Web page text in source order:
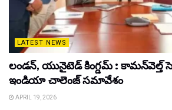
LATEST NEWS
లండన్, యునైటెడ్ కింగ్డమ్ : కామన్‌వెల్త్
ఇండియా చాలెంజ్ సమావేశం
APRIL 19, 2026